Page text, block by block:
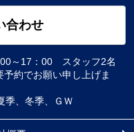
合わせ
～17：00 スタッフ2名
約でお願い申し上げま
季、冬季、ＧＷ